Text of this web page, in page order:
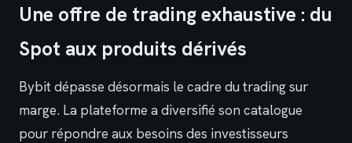
Une offre de trading exhaustive : du
Spot aux produits dérivés
Bybit dépasse désormais le cadre du trading sur
marge. La plateforme a diversifié son catalogue
pour répondre aux besoins des investisseurs